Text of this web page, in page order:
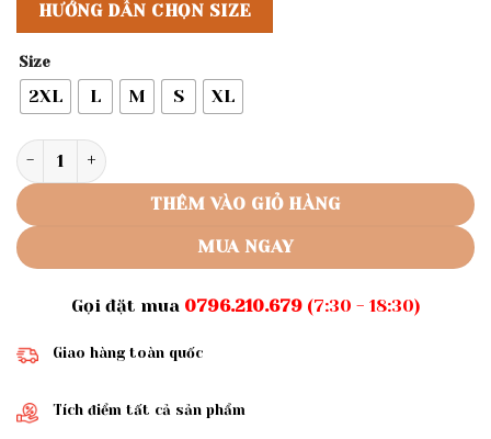
HƯỚNG DẪN CHỌN SIZE
Size
2XL L M S XL
Rập giấy A0 mã 1763 - rập đầm maxi số lượng
THÊM VÀO GIỎ HÀNG
MUA NGAY
Gọi đặt mua 0796.210.679(7:30 - 18:30)
Giao hàng toàn quốc
Tích điểm tất cả sản phẩm